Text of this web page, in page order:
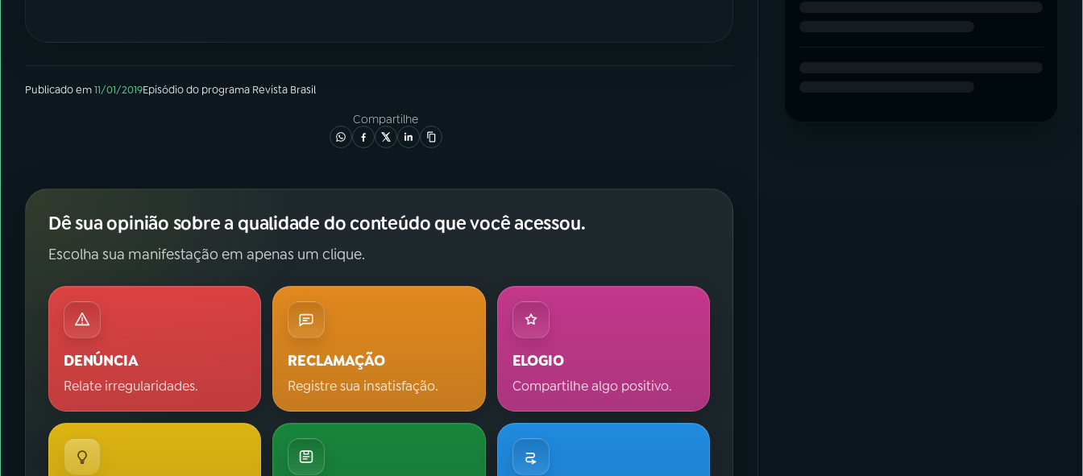
Publicado em11/01/2019Episódiodo programa Revista Brasil
Compartilhe
Dê sua opinião sobre a qualidade do conteúdo que você acessou.
Escolha sua manifestação em apenas um clique.
DENÚNCIA
Relate irregularidades.
RECLAMAÇÃO
Registre sua insatisfação.
ELOGIO
Compartilhe algo positivo.